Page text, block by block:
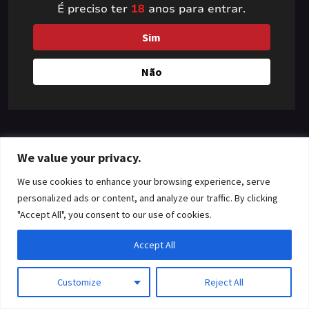
We value your privacy.
We use cookies to enhance your browsing experience, serve
personalized ads or content, and analyze our traffic. By clicking
"Accept All", you consent to our use of cookies.
Customize Reject All
Accept All
something amazing
— check back soon!
É preciso ter 18 anos para entrar.
Sim
Não